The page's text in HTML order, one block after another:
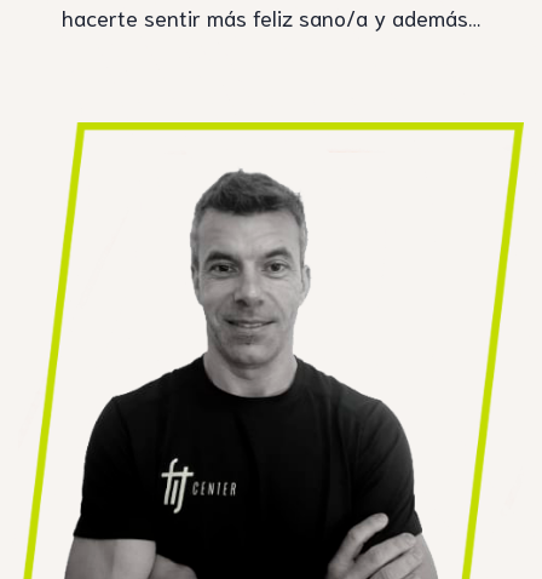
hacerte sentir más feliz sano/a y además…